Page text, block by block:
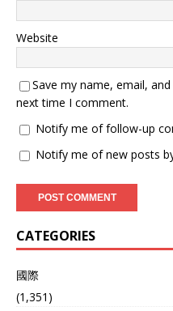
Website
Save my name, email,
next time I comment.
Notify me of follow-up
Notify me of new posts
CATEGORIES
國際
(1,351)